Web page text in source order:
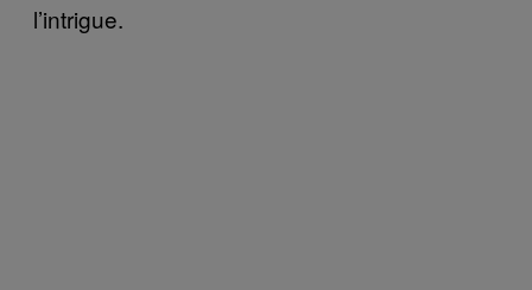
l’intrigue.